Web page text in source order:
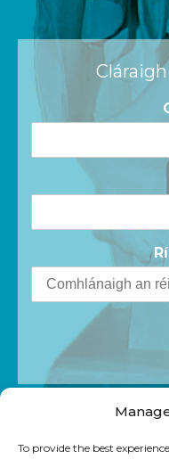
To provide the best